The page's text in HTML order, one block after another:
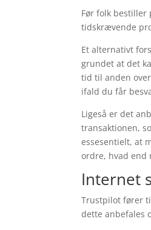
Før folk bestiller
tidskrævende
Et alternativt
grundet at det
tid til anden
ifald du får
Ligeså er det
transaktionen,
essesentielt, at
ordre, hvad end
Internet
Trustpilot fører
dette anbefales